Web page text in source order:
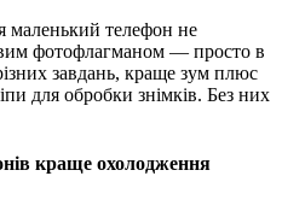
маленький телефон не
фотофлагманом — просто в
завдань, краще зум плюс
для обробки знімків. Без них
краще охолодження